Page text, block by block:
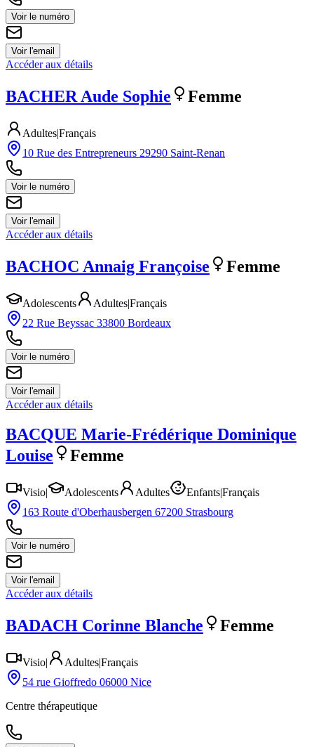
Voir le numéro
Voir l'email
Accéder aux détails
BACHERAude Sophie Femme
Adultes|Français
10 Rue des Entrepreneurs 29290 Saint-Renan
Voir le numéro
Voir l'email
Accéder aux détails
BACHOC Annaig Françoise Femme
Adolescents Adultes|Français
22 Rue Beyssac 33800 Bordeaux
Voir le numéro
Voir l'email
Accéder aux détails
BACQUE Marie-Frédérique Dominique
Louise
Femme
Visio| Adolescents Adultes Enfants|Français
163 Route d'Oberhausbergen 67200 Strasbourg
Voir le numéro
Voir l'email
Accéder aux détails
BADACH Corinne Blanche Femme
Visio| Adultes|Français
54 rue Gioffredo 06000 Nice
Centre thérapeutique